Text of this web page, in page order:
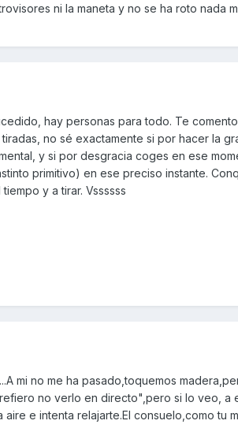
ni la maneta y no se ha roto nada
hay personas para todo. Te
no sé exactamente si por hacer la
y si por desgracia coges en ese
primitivo) en ese preciso instante.
y a tirar. Vssssss
mi no me ha pasado,toquemos
no verlo en directo",pero si lo veo, a
aire e intenta relajarte.El consuelo,como tu